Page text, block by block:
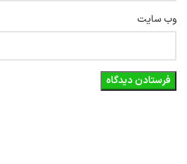
وب‌ سایت